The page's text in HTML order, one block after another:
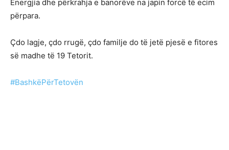
Energjia dhe përkrahja e banorëve na japin forcë të ecim
përpara.
Çdo lagje, çdo rrugë, çdo familje do të jetë pjesë e fitores
së madhe të 19 Tetorit.
#BashkëPërTetovën